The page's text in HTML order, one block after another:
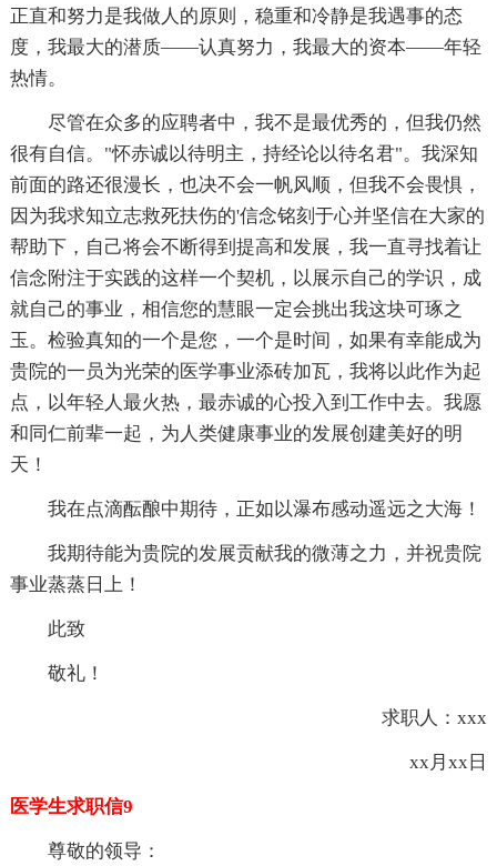
正直和努力是我做人的原则，稳重和冷静是我遇事的态
度，我最大的潜质——认真努力，我最大的资本——年轻
热情。
尽管在众多的应聘者中，我不是最优秀的，但我仍然
很有自信。"怀赤诚以待明主，持经论以待名君"。我深知
前面的路还很漫长，也决不会一帆风顺，但我不会畏惧，
因为我求知立志救死扶伤的'信念铭刻于心并坚信在大家的
帮助下，自己将会不断得到提高和发展，我一直寻找着让
信念附注于实践的这样一个契机，以展示自己的学识，成
就自己的事业，相信您的慧眼一定会挑出我这块可琢之
玉。检验真知的一个是您，一个是时间，如果有幸能成为
贵院的一员为光荣的医学事业添砖加瓦，我将以此作为起
点，以年轻人最火热，最赤诚的心投入到工作中去。我愿
和同仁前辈一起，为人类健康事业的发展创建美好的明
天！
我在点滴酝酿中期待，正如以瀑布感动遥远之大海！
我期待能为贵院的发展贡献我的微薄之力，并祝贵院
事业蒸蒸日上！
此致
敬礼！
求职人：xxx
xx月xx日
医学生求职信9
尊敬的领导：